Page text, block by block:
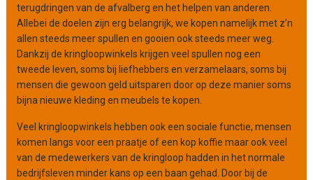
s
a
t
i
e
terugdringen van de afvalberg en het helpen van anderen.
Allebei de doelen zijn erg belangrijk, we kopen namelijk met z’n
allen steeds meer spullen en gooien ook steeds meer weg.
Dankzij de kringloopwinkels krijgen veel spullen nog een
tweede leven, soms bij liefhebbers en verzamelaars, soms bij
mensen die gewoon geld uitsparen door op deze manier soms
bijna nieuwe kleding en meubels te kopen.
Veel kringloopwinkels hebben ook een sociale functie, mensen
komen langs voor een praatje of een kop koffie maar ook veel
van de medewerkers van de kringloop hadden in het normale
bedrijfsleven minder kans op een baan gehad. Door bij de